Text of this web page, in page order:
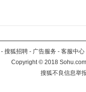
- 搜狐招聘 - 广告服务 - 客服中心
Copyright©2018
搜狐不良信息举